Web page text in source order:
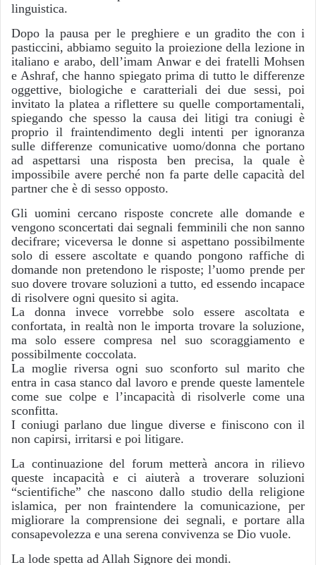
linguistica.
Dopo la pausa per le preghiere e un gradito the con i
pasticcini, abbiamo seguito la proiezione della lezione in
italiano e arabo, dell’imam Anwar e dei fratelli Mohsen
e Ashraf, che hanno spiegato prima di tutto le differenze
oggettive, biologiche e caratteriali dei due sessi, poi
invitato la platea a riflettere su quelle comportamentali,
spiegando che spesso la causa dei litigi tra coniugi è
proprio il fraintendimento degli intenti per ignoranza
sulle differenze comunicative uomo/donna che portano
ad aspettarsi una risposta ben precisa, la quale è
impossibile avere perché non fa parte delle capacità del
partner che è di sesso opposto.
Gli uomini cercano risposte concrete alle domande e
vengono sconcertati dai segnali femminili che non sanno
decifrare; viceversa le donne si aspettano possibilmente
solo di essere ascoltate e quando pongono raffiche di
domande non pretendono le risposte; l’uomo prende per
suo dovere trovare soluzioni a tutto, ed essendo incapace
di risolvere ogni quesito si agita.
La donna invece vorrebbe solo essere ascoltata e
confortata, in realtà non le importa trovare la soluzione,
ma solo essere compresa nel suo scoraggiamento e
possibilmente coccolata.
La moglie riversa ogni suo sconforto sul marito che
entra in casa stanco dal lavoro e prende queste lamentele
come sue colpe e l’incapacità di risolverle come una
sconfitta.
I coniugi parlano due lingue diverse e finiscono con il
non capirsi, irritarsi e poi litigare.
La continuazione del forum metterà ancora in rilievo
queste incapacità e ci aiuterà a troverare soluzioni
“scientifiche” che nascono dallo studio della religione
islamica, per non fraintendere la comunicazione, per
migliorare la comprensione dei segnali, e portare alla
consapevolezza e una serena convivenza se Dio vuole.
La lode spetta ad Allah Signore dei mondi.